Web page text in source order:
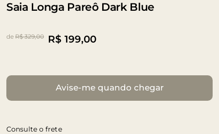
Saia Longa Pareô Dark Blue
de R$ 329,00 R$ 199,00
Avise-me quando chegar
Consulte o frete